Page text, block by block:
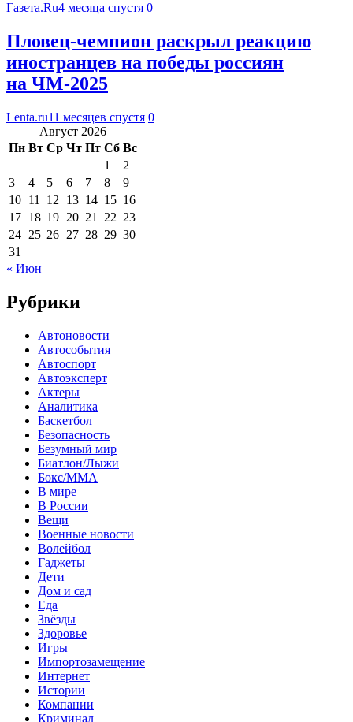
Газета.Ru4 месяца спустя 0
Пловец-чемпион раскрыл реакцию
иностранцев на победы россиян
на ЧМ-2025
Lenta.ru11 месяцев спустя 0
Август 2026
Пн Вт Ср Чт Пт Сб Вс
1
2
3
4 5 6 7 8
9
10 11 12 13 14 15 16
17 18 19 20 21 22 23
24 25 26 27 28 29 30
31
« Июн
Рубрики
Автоновости
Автособытия
Автоспорт
Автоэксперт
Актеры
Аналитика
Баскетбол
Безопасность
Безумный мир
Биатлон/Лыжи
Бокс/MMA
В мире
В России
Вещи
Военные новости
Волейбол
Гаджеты
Дети
Дом и сад
Еда
Звёзды
Здоровье
Игры
Импортозамещение
Интернет
Истории
Компании
Криминал